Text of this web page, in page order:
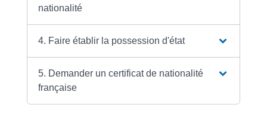
nationalité
4. Faire établir la possession d'état
5. Demander un certificat de nationalité
française